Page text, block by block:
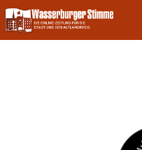
Skip
to
content